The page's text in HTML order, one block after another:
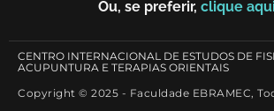
Ou, se preferir,clique aqui
CENTRO INTERNACIONAL DE ESTUDOS DE
ACUPUNTURA E TERAPIAS ORIENTAIS
Copyright © 2025 - Faculdade EBRAMEC,